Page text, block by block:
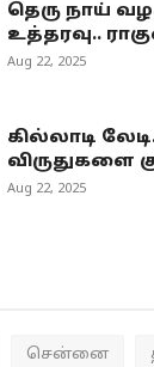
தெரு நாய்
உத்தரவு..
Aug 22, 2025
கில்லாடி
விருதுகளை
Aug 22, 2025
சென்னை